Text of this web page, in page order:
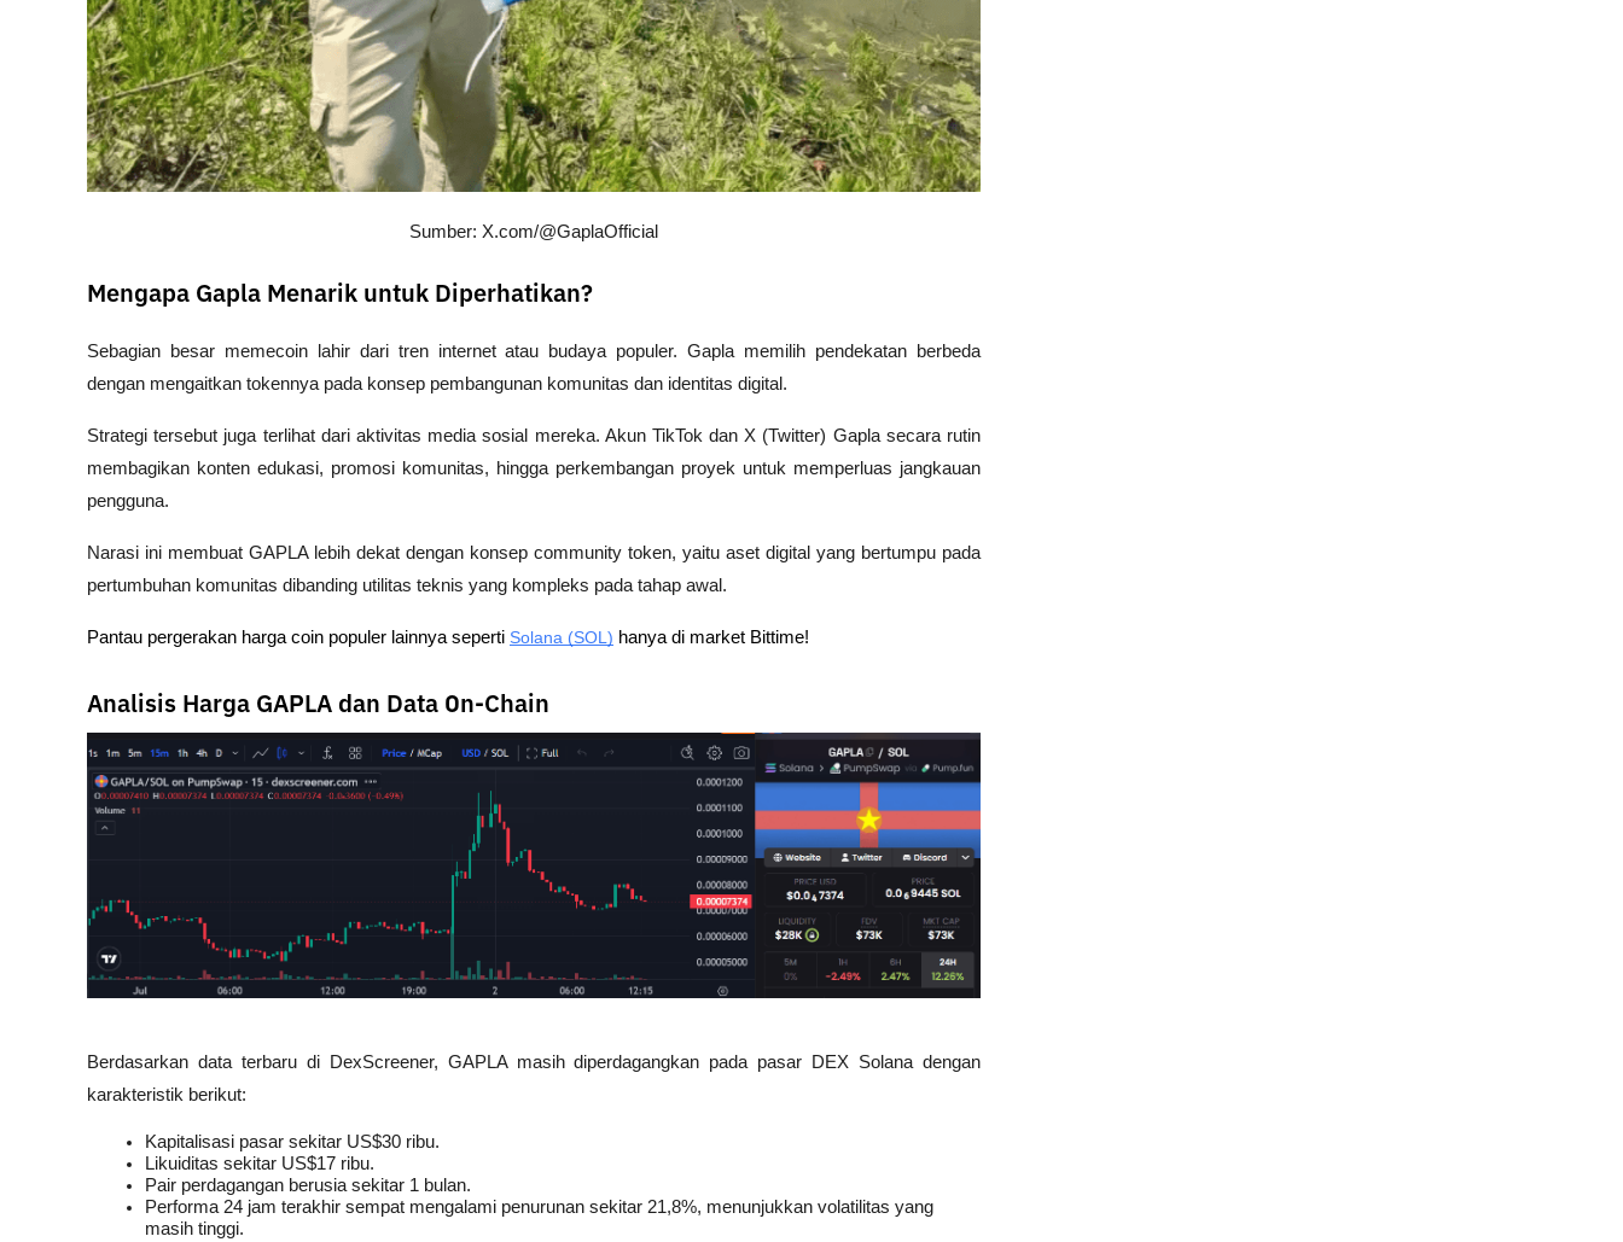
Sumber: X.com/@GaplaOfficial
Mengapa Gapla Menarik untuk Diperhatikan?
Sebagian besar memecoin lahir dari tren internet atau budaya populer. Gapla memilih pendekatan berbeda
dengan mengaitkan tokennya pada konsep pembangunan komunitas dan identitas digital.
Strategi tersebut juga terlihat dari aktivitas media sosial mereka. Akun TikTok dan X (Twitter) Gapla secara rutin
membagikan konten edukasi, promosi komunitas, hingga perkembangan proyek untuk memperluas jangkauan
pengguna.
Narasi ini membuat GAPLA lebih dekat dengan konsep community token, yaitu aset digital yang bertumpu pada
pertumbuhan komunitas dibanding utilitas teknis yang kompleks pada tahap awal.
Pantau pergerakan harga coin populer lainnya seperti Solana (SOL) hanya di market Bittime!
Analisis Harga GAPLA dan Data On-Chain
Berdasarkan data terbaru di DexScreener, GAPLA masih diperdagangkan pada pasar DEX Solana dengan
karakteristik berikut:
Kapitalisasi pasar sekitar US$30 ribu.
Likuiditas sekitar US$17 ribu.
Pair perdagangan berusia sekitar 1 bulan.
Performa 24 jam terakhir sempat mengalami penurunan sekitar 21,8%, menunjukkan volatilitas yang
masih tinggi.